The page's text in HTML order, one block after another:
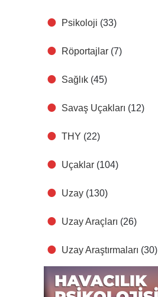
Psikoloji (33)
Röportajlar (7)
Sağlık (45)
Savaş Uçakları (12)
THY (22)
Uçaklar (104)
Uzay (130)
Uzay Araçları (26)
Uzay Araştırmaları (30)